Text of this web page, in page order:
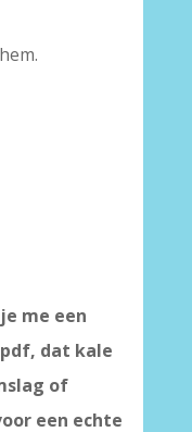
me een
dat kale
of
een echte